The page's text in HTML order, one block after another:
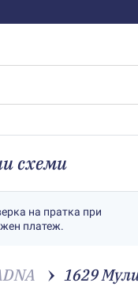
схеми
на пратка при
платеж.
1629